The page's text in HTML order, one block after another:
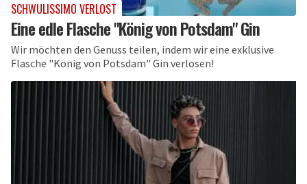
SCHWULISSIMO VERLOST
Eine edle Flasche "König von Potsdam" Gin
Wir möchten den Genuss teilen, indem wir eine exklusive
Flasche "König von Potsdam" Gin verlosen!